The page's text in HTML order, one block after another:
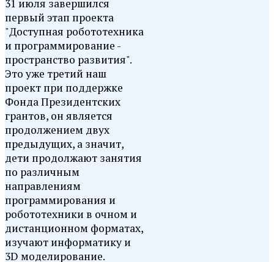
31 июля завершился
первый этап проекта
"Доступная робототехника
и программирование -
пространство развития".
Это уже третий наш
проект при поддержке
Фонда Президентских
грантов, он является
продолжением двух
предыдущих, а значит,
дети продолжают занятия
по различным
направлениям
программирования и
робототехники в очном и
дистанционном форматах,
изучают информатику и
3D моделирование.